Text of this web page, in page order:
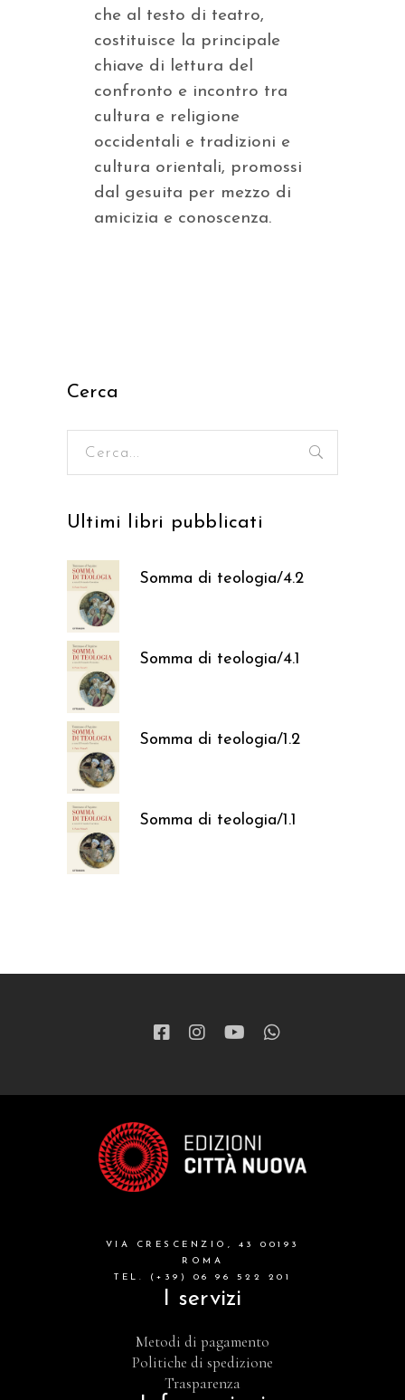
che al testo di teatro,
costituisce la principale
chiave di lettura del
confronto e incontro tra
cultura e religione
occidentali e tradizioni e
cultura orientali, promossi
dal gesuita per mezzo di
amicizia e conoscenza.
Cerca
Ultimi libri pubblicati
Somma di teologia/4.2
37,05€
Somma di teologia/4.1
37,05€
Somma di teologia/1.2
37,05€
Somma di teologia/1.1
37,05€
VIA CRESCENZIO, 43 00193
ROMA
TEL. (+39) 06 96 522 201
I servizi
Metodi di pagamento
Politiche di spedizione
Trasparenza